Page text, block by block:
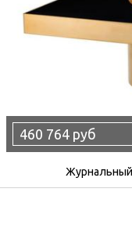
460 764 руб
Журнальный